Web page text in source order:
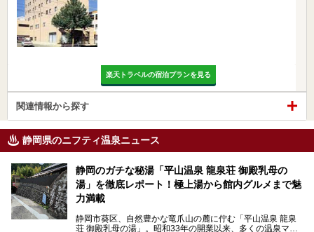
楽天トラベルの宿泊プランを見る
関連情報から探す
静岡県のニフティ温泉ニュース
静岡のガチな秘湯「平山温泉 龍泉荘 御殿乳母の
湯」を徹底レポート！極上湯から館内グルメまで魅
力満載
静岡市葵区、自然豊かな竜爪山の麓に佇む「平山温泉 龍泉
荘 御殿乳母の湯」。昭和33年の開業以来、多くの温泉マニ